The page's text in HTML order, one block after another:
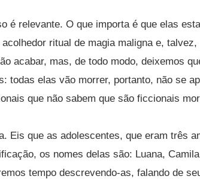
é relevante. O que importa é que elas
ritual de magia maligna e,
acabar, mas, de todo modo, deixemos
todas elas vão morrer, portanto, não se
que não sabem que são ficcionais
Eis que as adolescentes, que eram três
os nomes delas são: Luana,
tempo descrevendo-as, falando de